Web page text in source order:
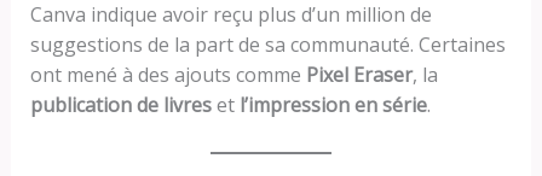
Canva indique avoir reçu plus d’un million de
suggestions de la part de sa communauté. Certaines
ont mené à des ajouts comme Pixel Eraser, la
publication de livreset l’impression en série.